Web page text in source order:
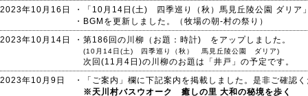
2023年10月16日
・「10月14日(土) 四季巡り（秋）馬見丘陵公園 ダリア
・BGMを更新しました。（牧場の朝-村の祭り）
2023年10月14日
・第186回の川柳（お題：時計) をアップしました。
(10月14日(土) 四季巡り（秋） 馬見丘陵公園 ダリア)
次回(11月4日)の川柳のお題は「井戸」の予定です。
2023年10月9日
・「ご案内」欄に下記案内を掲載しました。是非ご確認
※天川村バスウオーク 癒しの里 大和の秘境を歩く